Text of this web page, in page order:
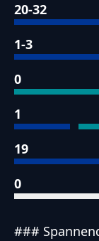
20-32
1-3
0
1
19
0
###